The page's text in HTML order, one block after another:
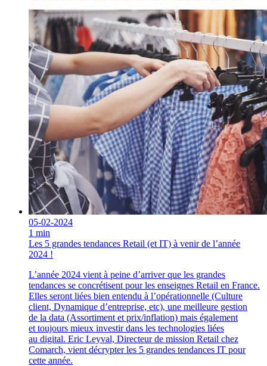
05-02-2024
1 min
Les 5 grandes tendances Retail (et IT) à venir de l’année
2024 !
L’année 2024 vient à peine d’arriver que les grandes
tendances se concrétisent pour les enseignes Retail en France.
Elles seront liées bien entendu à l’opérationnelle (Culture
client, Dynamique d’entreprise, etc), une meilleure gestion
de la data (Assortiment et prix/inflation) mais également
et toujours mieux investir dans les technologies liées
au digital. Eric Leyval, Directeur de mission Retail chez
Comarch, vient décrypter les 5 grandes tendances IT pour
cette année.